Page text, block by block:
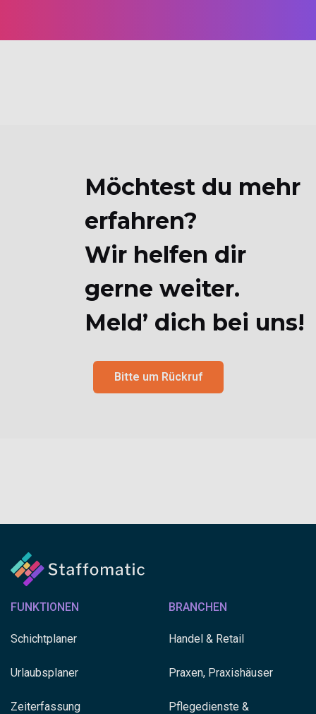
Möchtest du mehr
erfahren?
Wir helfen dir
gerne weiter.
Meld’ dich bei uns!
Bitte um Rückruf
FUNKTIONEN
Schichtplaner
Urlaubsplaner
Zeiterfassung
BRANCHEN
Handel & Retail
Praxen, Praxishäuser
Pflegedienste &